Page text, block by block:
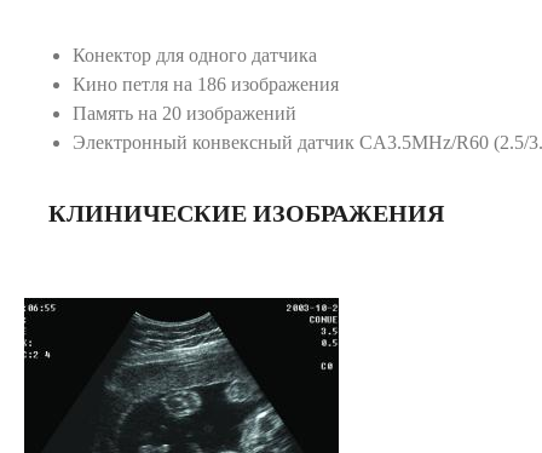
Конектор для одного датчика
Кино петля на 186 изображения
Память на 20 изображений
Электронный конвексный датчик CA3.5MHz/R60 (2.5/
КЛИНИЧЕСКИЕ ИЗОБРАЖЕНИЯ